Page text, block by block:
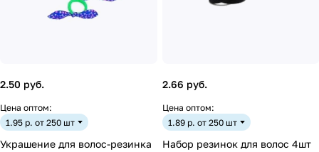
2.50 руб.
Цена оптом:
1.95 р. от 250 шт
Украшение для волос-резинка
2.66 руб.
Цена оптом:
1.89 р. от 250 шт
Набор резинок для волос 4шт